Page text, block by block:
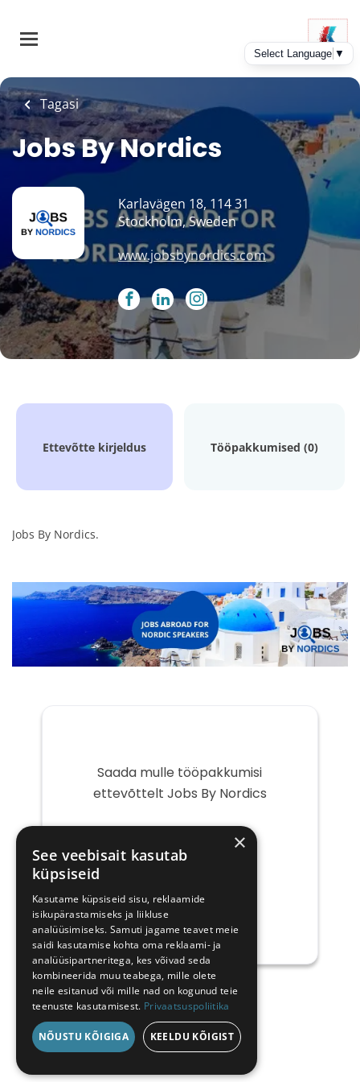
main
Tagasi
Jobs By Nordics
Karlavägen 18, 114 31
Stockholm, Sweden
www.jobsbynordics.com
Ettevõtte kirjeldus Tööpakkumised (0)
Jobs By Nordics.
Saada mulle tööpakkumisi
ettevõttelt Jobs By Nordics
post
×
See veebisait kasutab
küpsiseid
Kasutame küpsiseid sisu, reklaamide
isikupärastamiseks ja liikluse
analüüsimiseks. Samuti jagame teavet meie
saidi kasutamise kohta oma reklaami- ja
analüüsipartneritega, kes võivad seda
kombineerida muu teabega, mille olete
neile esitanud või mille nad on kogunud teie
teenuste kasutamisest. Privaatsuspoliitika
NÕUSTU KÕIGIGA KEELDU KÕIGIST